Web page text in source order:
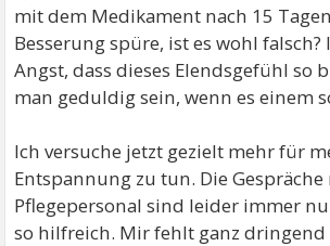
mit dem Medikament nach 15
Besserung spüre, ist es wohl falsch?
Angst, dass dieses Elendsgefühl so
man geduldig sein, wenn es einem
Ich versuche jetzt gezielt mehr für
Entspannung zu tun. Die
Pflegepersonal sind leider immer
so hilfreich. Mir fehlt ganz dringend